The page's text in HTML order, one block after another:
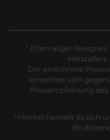
1 Ehemaliger
Herstellers
Der errechnete
errechnet sich
Preisempfehlung
2 Hierbei handelt es sich